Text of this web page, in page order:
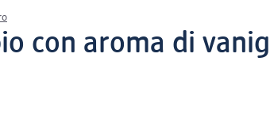
con aroma di